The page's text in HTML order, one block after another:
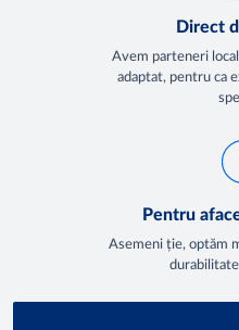
Direct
Avem parteneri
adaptat, pentru ca
Pentru
Asemeni ție, optăm